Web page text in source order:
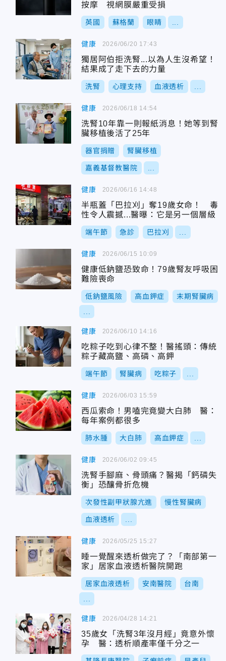
按摩 視網膜嚴重受損
英國 蘇格蘭 眼睛
健康
獨居阿伯拒洗腎...以為人生沒希望！
結果成了走下去的力量
洗腎 心理支持 血液透析
2026/06/20 17:43
健康
洗腎10年靠一則報紙消息！她等到腎
臟移植後活了25年
器官捐贈 腎臟移植
嘉義基督教醫院
2026/06/18 14:54
健康
半瓶蓋「巴拉刈」奪19歲女命！ 毒
性令人震撼...醫曝：它是另一個層級
端午節 急診 巴拉刈
2026/06/16 14:48
健康
健康低鈉鹽恐致命！79歲腎友呼吸困
難險喪命
低鈉鹽風險 高血鉀症 末期腎臟病
2026/06/15 10:09
健康
吃粽子吃到心律不整！醫搖頭：傳統
粽子藏高鹽、高磷、高鉀
端午節 腎臟病 吃粽子
2026/06/10 14:16
健康
西瓜索命！男嗑完竟變大白肺 醫：
每年案例都很多
肺水腫 大白肺 高血鉀症
2026/06/03 15:59
健康
洗腎手腳麻、骨頭痛？醫揭「鈣磷失
衡」恐釀骨折危機
次發性副甲狀腺亢進 慢性腎臟病
血液透析
2026/06/02 09:45
健康
睡一覺醒來透析做完了？「南部第一
家」居家血液透析醫院開跑
居家血液透析 安南醫院 台南
2026/05/25 15:27
健康
35歲女「洗腎3年沒月經」竟意外懷
孕 醫：透析順產率僅千分之一
2026/04/28 14:21